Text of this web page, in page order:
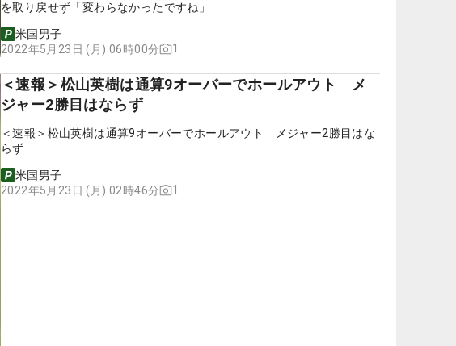
を取り戻せず「変わらなかったですね」
米国男子
2022年5月23日 (月) 06時00分
1
＜速報＞松山英樹は通算9オーバーでホールアウト メ
ジャー2勝目はならず
＜速報＞松山英樹は通算9オーバーでホールアウト メジャー2勝目はな
らず
米国男子
2022年5月23日 (月) 02時46分
1